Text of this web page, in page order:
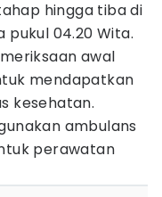
hingga tiba di
pukul 04.20 Wita.
awal
mendapatkan
kesehatan.
ambulans
perawatan